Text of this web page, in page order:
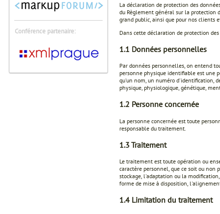
Conférence partenaire:
La déclaration de protection des
du Règlement général sur la protection
grand public, ainsi que pour nos clients
Dans cette déclaration de protection
1.1 Données personnelles
Par données personnelles, on entend
personne physique identifiable est une
qu'un nom, un numéro d'identification,
physique, physiologique, génétique,
1.2 Personne concernée
La personne concernée est toute
responsable du traitement.
1.3 Traitement
Le traitement est toute opération ou
caractère personnel, que ce soit ou
stockage, l'adaptation ou la
forme de mise à disposition,
1.4 Limitation du traitement